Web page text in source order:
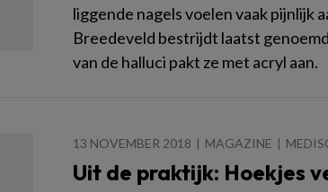
liggende nagels voelen vaak pijnlijk
Breedeveld bestrijdt laatst
van de halluci pakt ze met acryl aan.
13 NOVEMBER 2018 MAGAZINE
Uit de praktijk: Hoekjes